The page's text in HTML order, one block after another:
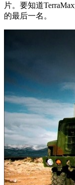
片。要知道
的最后一名。